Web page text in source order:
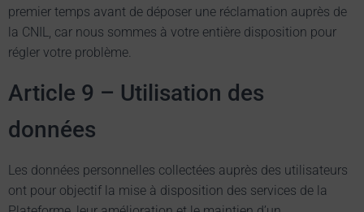
premier temps avant de déposer une réclamation auprès de
la CNIL, car nous sommes à votre entière disposition pour
régler votre problème.
Article 9 – Utilisation des
données
Les données personnelles collectées auprès des utilisateurs
ont pour objectif la mise à disposition des services de la